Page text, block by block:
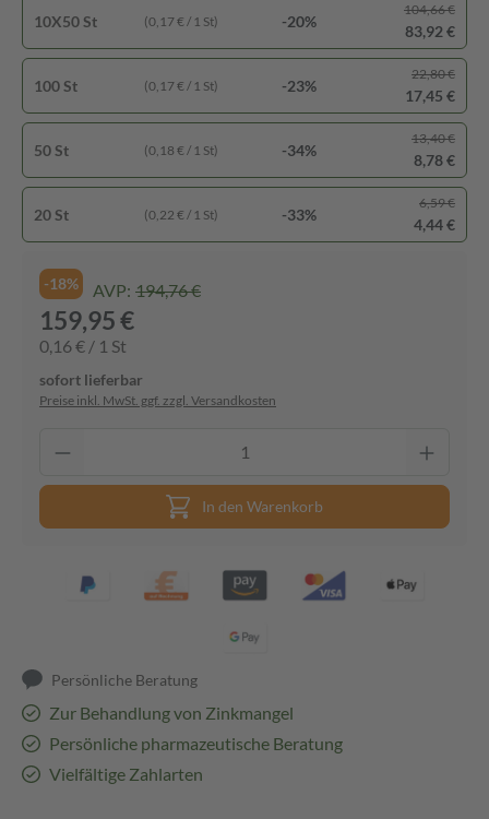
10X50 St (0,17 € / 1 St) -20%
104,66 €
83,92 €
100 St (0,17 € / 1 St) -23%
22,80 €
17,45 €
50 St (0,18 € / 1 St) -34%
13,40 €
8,78 €
20 St (0,22 € / 1 St) -33%
6,59 €
4,44 €
-18% AVP: 194,76 €
159,95 €
0,16 € / 1 St
sofort lieferbar
Preise inkl. MwSt. ggf. zzgl. Versandkosten
In den Warenkorb
Persönliche Beratung
Zur Behandlung von Zinkmangel
Persönliche pharmazeutische Beratung
Vielfältige Zahlarten